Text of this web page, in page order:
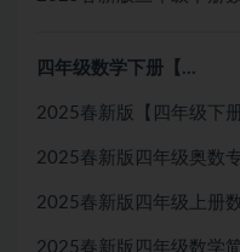
四年级数学下册【…
2025春新版【四年级下
2025春新版四年级奥数
2025春新版四年级上册
2025春新版四年级数学